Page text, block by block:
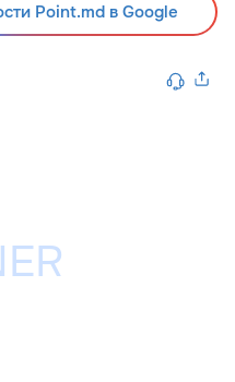
Point.md в Google